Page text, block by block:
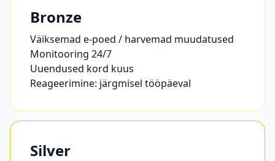
Bronze
Väiksemad e-poed / harvemad muudatused
Monitooring 24/7
Uuendused kord kuus
Reageerimine: järgmisel tööpäeval
Silver